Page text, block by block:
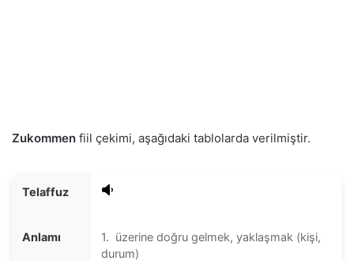
Zukommen fiil çekimi, aşağıdaki tablolarda verilmiştir.
Telaffuz
Anlamı
1. üzerine doğru gelmek, yaklaşmak (kişi,
durum)